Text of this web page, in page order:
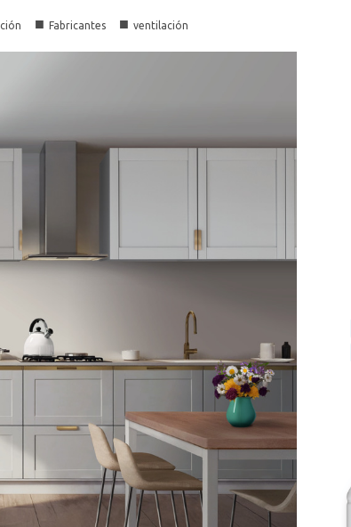
■ Fabricantes ■ ventilación